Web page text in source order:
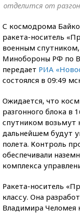
отделится от
С космодрома
ракета-носитель
военным
Минобороны РФ по
передает РИА
состоялся в 09:49
Ожидается, что
разгонного блока в
спутником возьмут
дальнейшем будут
полета. Контроль
обеспечивали
комплекса
Ракета-носитель
классу. Она
Владимира Челомея